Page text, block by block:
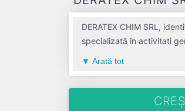
DERATEX CHIM SRL,
specializată în activitati
Arată tot